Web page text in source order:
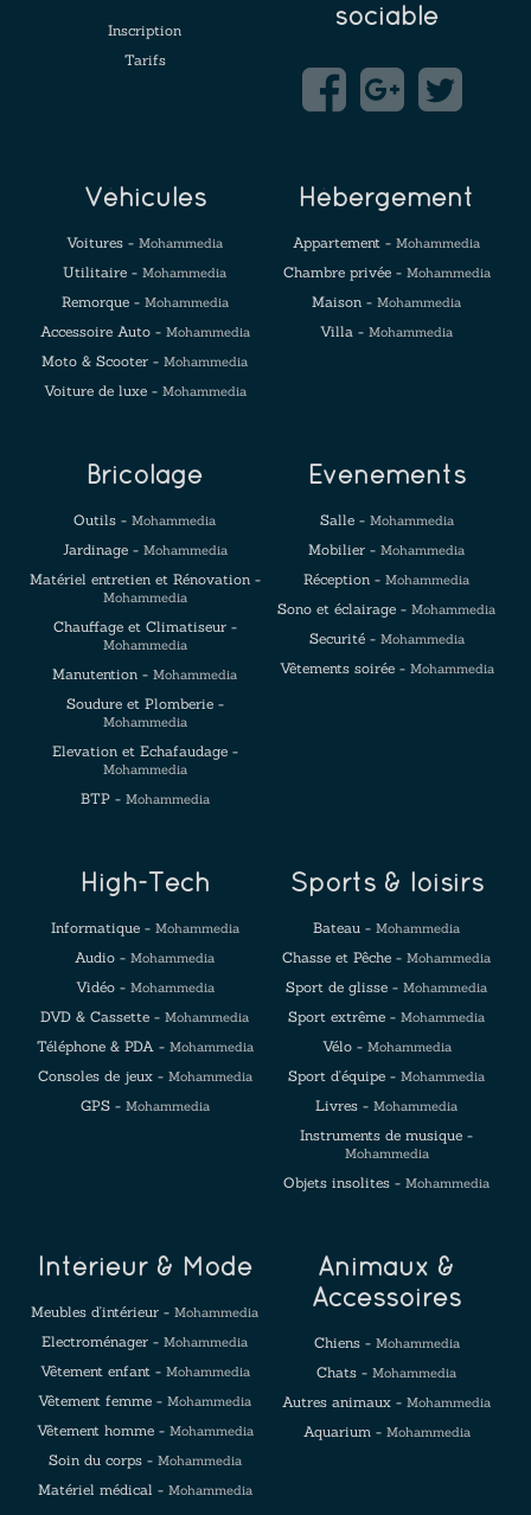
Inscription
Tarifs
sociable
Véhicules
Voitures - Mohammedia
Utilitaire - Mohammedia
Remorque - Mohammedia
Accessoire Auto - Mohammedia
Moto & Scooter - Mohammedia
Voiture de luxe - Mohammedia
Hébergement
Appartement - Mohammedia
Chambre privée - Mohammedia
Maison - Mohammedia
Villa - Mohammedia
Bricolage
Outils - Mohammedia
Jardinage - Mohammedia
Matériel entretien et Rénovation -
Mohammedia
Chauffage et Climatiseur -
Mohammedia
Manutention - Mohammedia
Soudure et Plomberie -
Mohammedia
Elevation et Echafaudage -
Mohammedia
BTP - Mohammedia
Evenements
Salle - Mohammedia
Mobilier - Mohammedia
Réception - Mohammedia
Sono et éclairage - Mohammedia
Securité - Mohammedia
Vêtements soirée - Mohammedia
High-Tech
Informatique - Mohammedia
Audio - Mohammedia
Vidéo - Mohammedia
DVD & Cassette - Mohammedia
Téléphone & PDA - Mohammedia
Consoles de jeux - Mohammedia
GPS - Mohammedia
Sports & loisirs
Bateau - Mohammedia
Chasse et Pêche - Mohammedia
Sport de glisse - Mohammedia
Sport extrême - Mohammedia
Vélo - Mohammedia
Sport d'équipe - Mohammedia
Livres - Mohammedia
Instruments de musique -
Mohammedia
Objets insolites - Mohammedia
Intérieur & Mode
Meubles d'intérieur - Mohammedia
Electroménager - Mohammedia
Vêtement enfant - Mohammedia
Vêtement femme - Mohammedia
Vêtement homme - Mohammedia
Soin du corps - Mohammedia
Matériel médical - Mohammedia
Animaux &
Accessoires
Chiens - Mohammedia
Chats - Mohammedia
Autres animaux - Mohammedia
Aquarium - Mohammedia